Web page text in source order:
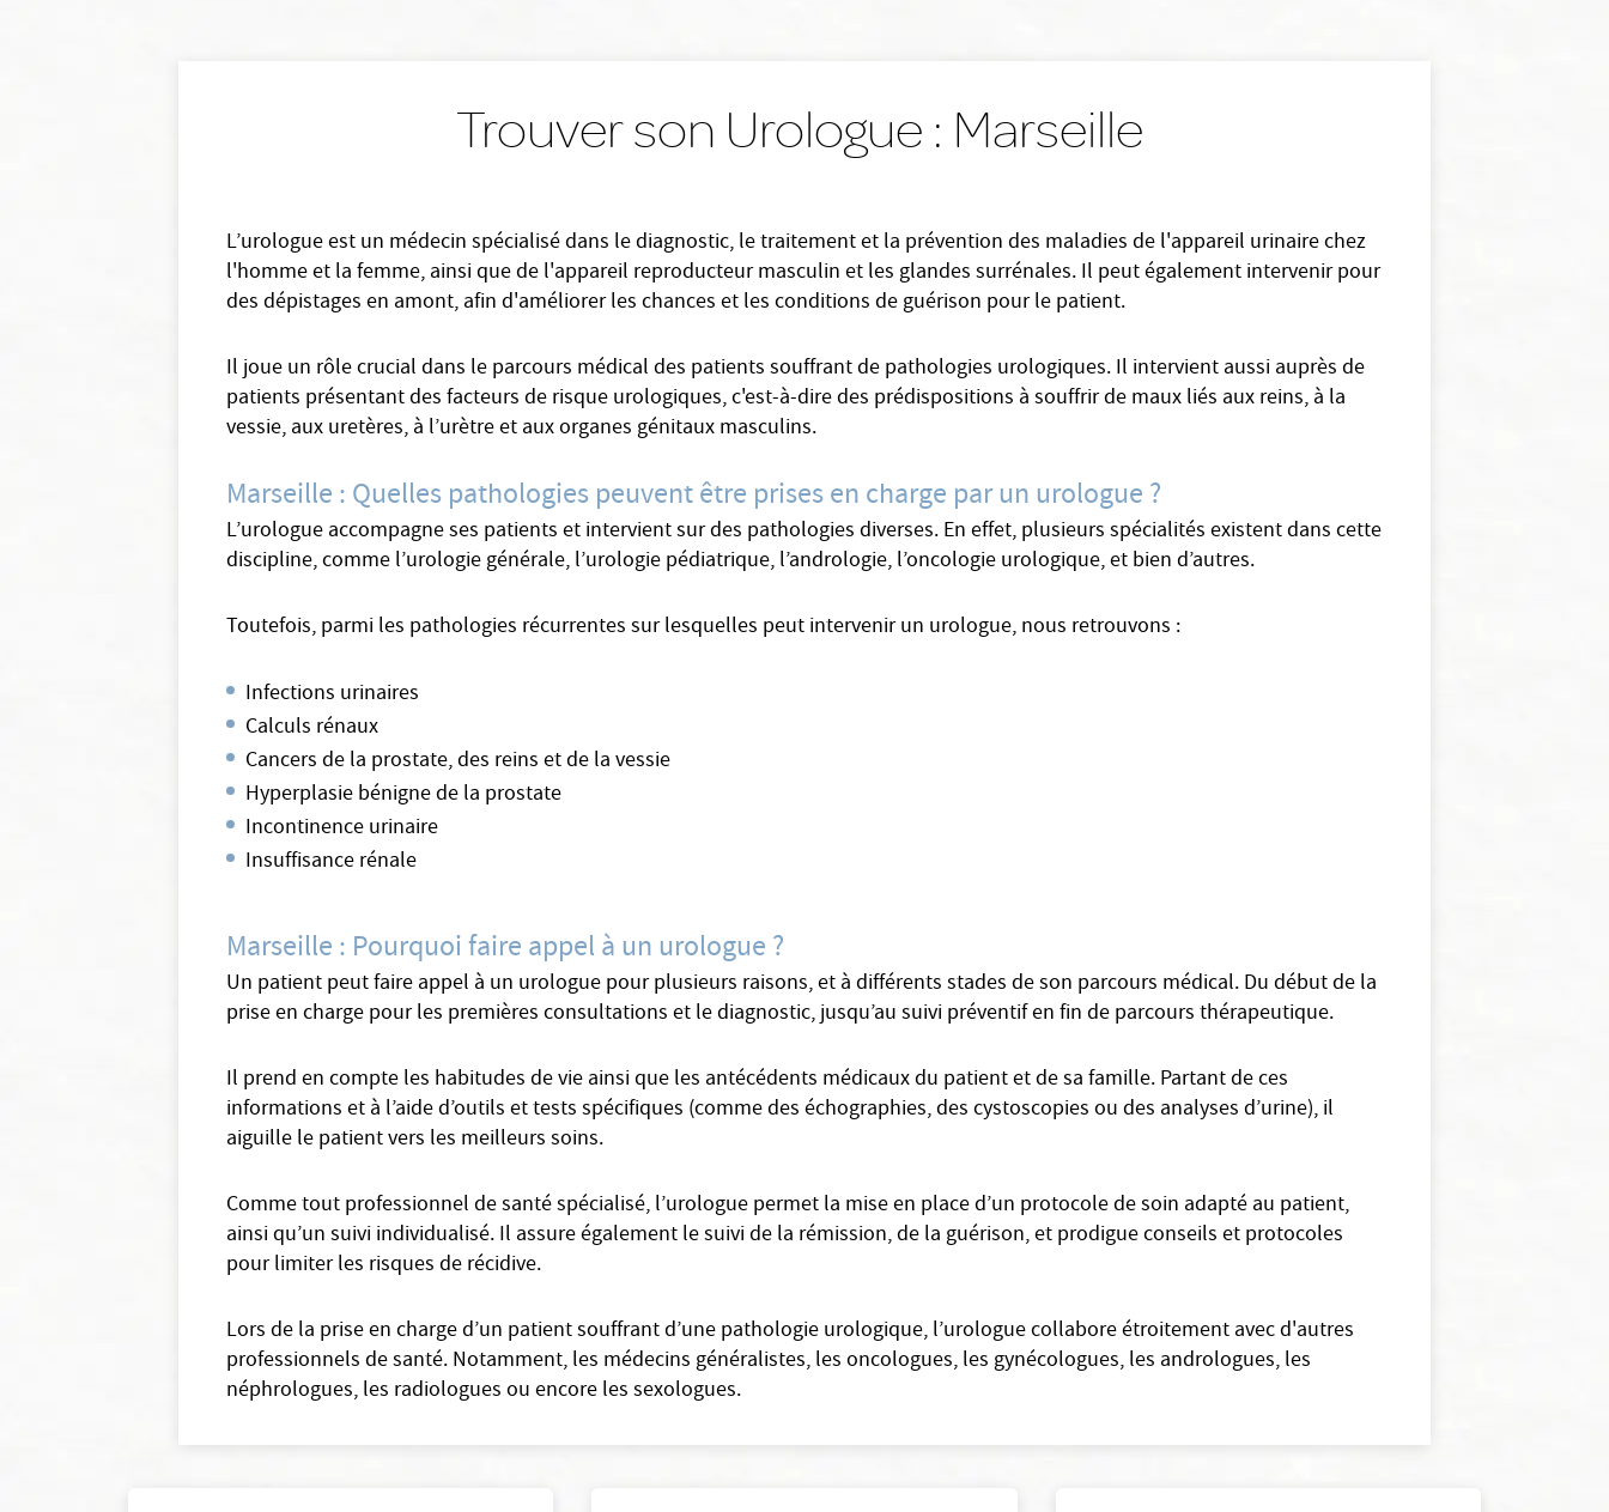
Trouver son Urologue : Marseille
L’urologue est un médecin spécialisé dans le diagnostic, le traitement et la prévention des maladies de l'appareil urinaire chez
l'homme et la femme, ainsi que de l'appareil reproducteur masculin et les glandes surrénales. Il peut également intervenir pour
des dépistages en amont, afin d'améliorer les chances et les conditions de guérison pour le patient.
Il joue un rôle crucial dans le parcours médical des patients souffrant de pathologies urologiques. Il intervient aussi auprès de
patients présentant des facteurs de risque urologiques, c'est-à-dire des prédispositions à souffrir de maux liés aux reins, à la
vessie, aux uretères, à l’urètre et aux organes génitaux masculins.
Marseille : Quelles pathologies peuvent être prises en charge par un urologue ?
L’urologue accompagne ses patients et intervient sur des pathologies diverses. En effet, plusieurs spécialités existent dans cette
discipline, comme l’urologie générale, l’urologie pédiatrique, l’andrologie, l’oncologie urologique, et bien d’autres.
Toutefois, parmi les pathologies récurrentes sur lesquelles peut intervenir un urologue, nous retrouvons :
Infections urinaires
Calculs rénaux
Cancers de la prostate, des reins et de la vessie
Hyperplasie bénigne de la prostate
Incontinence urinaire
Insuffisance rénale
Marseille : Pourquoi faire appel à un urologue ?
Un patient peut faire appel à un urologue pour plusieurs raisons, et à différents stades de son parcours médical. Du début de la
prise en charge pour les premières consultations et le diagnostic, jusqu’au suivi préventif en fin de parcours thérapeutique.
Il prend en compte les habitudes de vie ainsi que les antécédents médicaux du patient et de sa famille. Partant de ces
informations et à l’aide d’outils et tests spécifiques (comme des échographies, des cystoscopies ou des analyses d’urine), il
aiguille le patient vers les meilleurs soins.
Comme tout professionnel de santé spécialisé, l’urologue permet la mise en place d’un protocole de soin adapté au patient,
ainsi qu’un suivi individualisé. Il assure également le suivi de la rémission, de la guérison, et prodigue conseils et protocoles
pour limiter les risques de récidive.
Lors de la prise en charge d’un patient souffrant d’une pathologie urologique, l’urologue collabore étroitement avec d'autres
professionnels de santé. Notamment, les médecins généralistes, les oncologues, les gynécologues, les andrologues, les
néphrologues, les radiologues ou encore les sexologues.